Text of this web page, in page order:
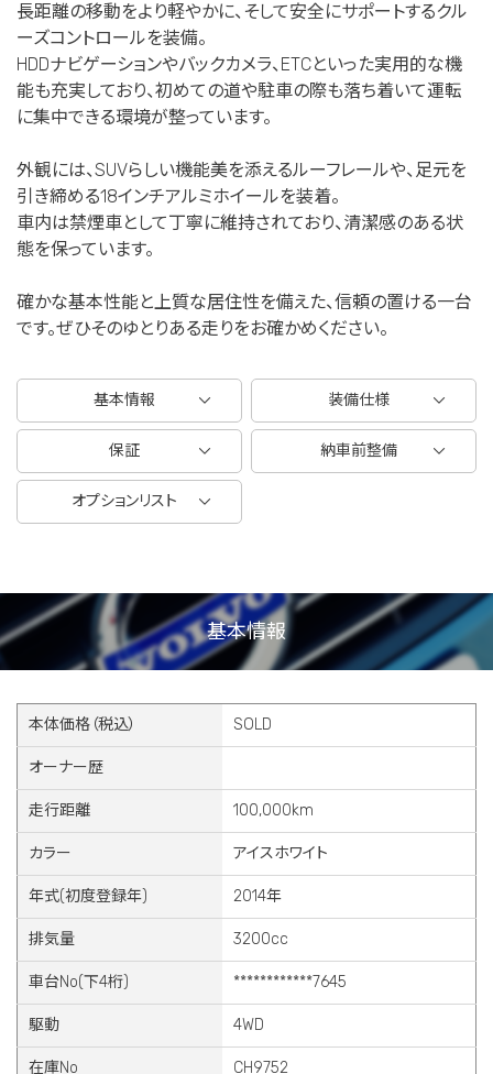
長距離の移動をより軽やかに、そして安全にサポートするクル
ーズコントロールを装備。
HDDナビゲーションやバックカメラ、ETCといった実用的な機
能も充実しており、初めての道や駐車の際も落ち着いて運転
に集中できる環境が整っています。
外観には、SUVらしい機能美を添えるルーフレールや、足元を
引き締める18インチアルミホイールを装着。
車内は禁煙車として丁寧に維持されており、清潔感のある状
態を保っています。
確かな基本性能と上質な居住性を備えた、信頼の置ける一台
です。ぜひそのゆとりある走りをお確かめください。
基本情報 装備仕様
保証 納車前整備
オプションリスト
基本情報
本体価格（税込） SOLD
オーナー歴
走行距離 100,000km
カラー アイスホワイト
年式(初度登録年) 2014年
排気量 3200cc
車台No(下4桁) ************7645
駆動 4WD
在庫No CH9752